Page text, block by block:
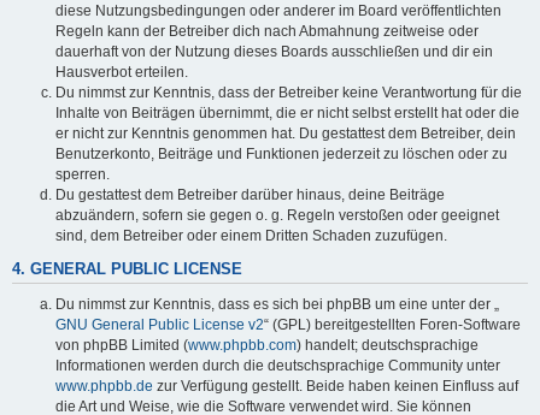
diese Nutzungsbedingungen oder anderer im Board veröffentlichten
Regeln kann der Betreiber dich nach Abmahnung zeitweise oder
dauerhaft von der Nutzung dieses Boards ausschließen und dir ein
Hausverbot erteilen.
Du nimmst zur Kenntnis, dass der Betreiber keine Verantwortung für die
Inhalte von Beiträgen übernimmt, die er nicht selbst erstellt hat oder die
er nicht zur Kenntnis genommen hat. Du gestattest dem Betreiber, dein
Benutzerkonto, Beiträge und Funktionen jederzeit zu löschen oder zu
sperren.
Du gestattest dem Betreiber darüber hinaus, deine Beiträge
abzuändern, sofern sie gegen o. g. Regeln verstoßen oder geeignet
sind, dem Betreiber oder einem Dritten Schaden zuzufügen.
4. GENERAL PUBLIC LICENSE
Du nimmst zur Kenntnis, dass es sich bei phpBB um eine unter der „
GNU General Public License v2“ (GPL) bereitgestellten Foren-Software
von phpBB Limited (www.phpbb.com) handelt; deutschsprachige
Informationen werden durch die deutschsprachige Community unter
www.phpbb.de zur Verfügung gestellt. Beide haben keinen Einfluss auf
die Art und Weise, wie die Software verwendet wird. Sie können